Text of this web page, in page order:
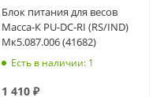
Блок питания для весов
Масса-К PU-DC-RI (RS/IND)
Мк5.087.006 (41682)
Есть в наличии: 1
1 410₽